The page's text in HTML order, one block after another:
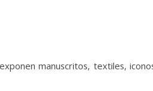
manuscritos, textiles,